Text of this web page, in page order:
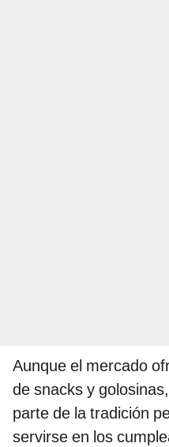
Aunque el mercado
de snacks y
parte de la tradición
servirse en los